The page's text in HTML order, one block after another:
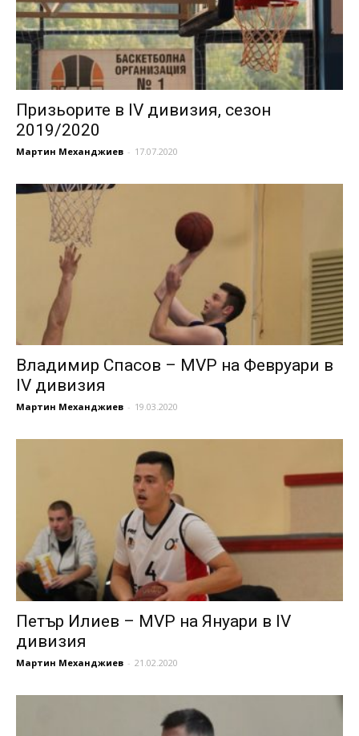
Призьорите в IV дивизия, сезон
2019/2020
Мартин Механджиев - 17.07.2020
Владимир Спасов – MVP на Февруари в
IV дивизия
Мартин Механджиев - 19.03.2020
Петър Илиев – MVP на Януари в IV
дивизия
Мартин Механджиев - 21.02.2020